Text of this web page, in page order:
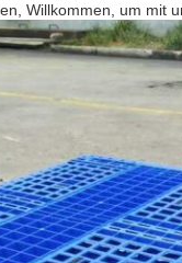
Willkommen, um mit